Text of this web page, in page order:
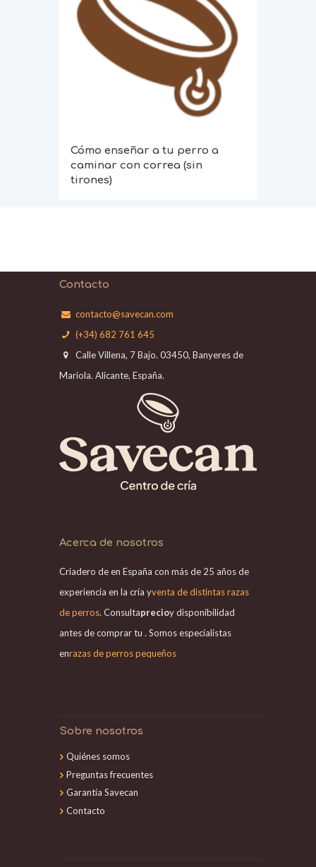
Cómo enseñar a tu perro a
caminar con correa (sin
tirones)
Contacto
contacto@savecan.com
(+34) 682 761 645
Calle Villena, 7 Bajo. 03450, Banyeres de
Mariola. Alicante, España.
Acerca de nosotros
Criadero de en España con más de 25 años de
experiencia en la cría yventa de distintas razas
de perros. Consultaprecioy disponibilidad
antes de comprar tu . Somos especialistas
enrazas de perros pequeños
Sobre nosotros
Quiénes somos
Preguntas frecuentes
Garantía Savecan
Contacto